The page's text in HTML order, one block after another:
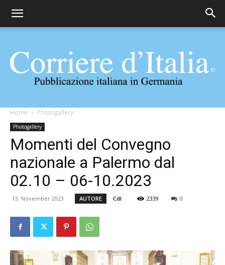
Corriere
d'Italia
Home Photogallery
Photogallery
Momenti del Convegno
nazionale a Palermo dal
02.10 – 06-10.2023
13. November 2023 AUTORE CdI 2339 0